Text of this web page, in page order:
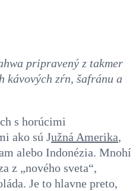
pripravený z takmer
kávových zŕn, šafránu a
s horúcimi
ako sú Južná Amerika,
alebo Indonézia. Mnohí
z „nového sveta“,
Je to hlavne preto,